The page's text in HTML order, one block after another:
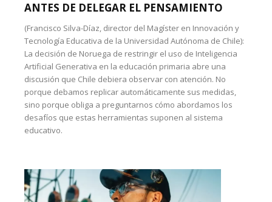
ANTES DE DELEGAR EL PENSAMIENTO
(Francisco Silva-Díaz, director del Magíster en Innovación y
Tecnología Educativa de la Universidad Autónoma de Chile):
La decisión de Noruega de restringir el uso de Inteligencia
Artificial Generativa en la educación primaria abre una
discusión que Chile debiera observar con atención. No
porque debamos replicar automáticamente sus medidas,
sino porque obliga a preguntarnos cómo abordamos los
desafíos que estas herramientas suponen al sistema
educativo.